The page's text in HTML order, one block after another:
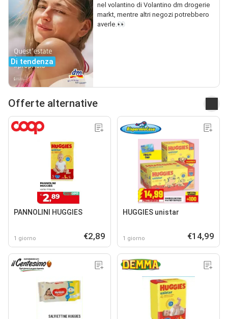
Di tendenza
nel volantino di Volantino dm drogerie
markt, mentre altri negozi potrebbero
averle.👀
Offerte alternative
PANNOLINI HUGGIES
1 giorno €2,89
HUGGIES unistar
1 giorno €14,99